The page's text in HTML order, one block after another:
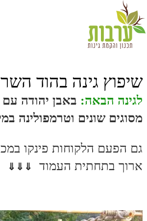
שיפוץ גינה בהוד
לגינה הבאה: באבן יהודה
מסוגים שונים וטרמפולינה
גם הפעם הלקוחות פינקו
ארוך בתחתית העמוד
⇓⇓⇓